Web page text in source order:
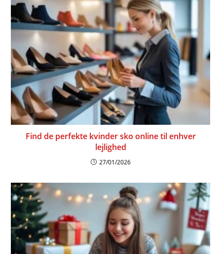
Find de perfekte kvinder sko online til enhver
lejlighed
27/01/2026